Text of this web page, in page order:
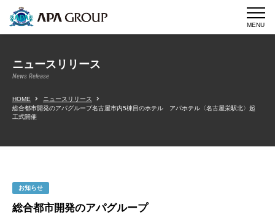
MENU
ニュースリリース
News Release
HOME
ニュースリリース
総合都市開発のアパグループ名古屋市内5棟目のホテル アパホテル〈名古屋栄駅北〉起
工式開催
お知らせ
総合都市開発のアパグループ